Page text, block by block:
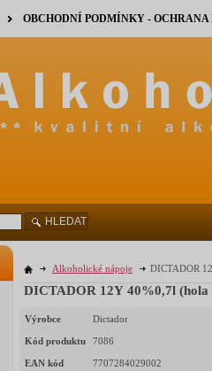
Alkoholické nápoje DICTADOR
DICTADOR 12Y 40%0,7l (hola
Výrobce Dictador
Kód produktu 7086
EAN kód 7707284029002
OBCHODNÍ PODMÍNKY -
HLEDAT